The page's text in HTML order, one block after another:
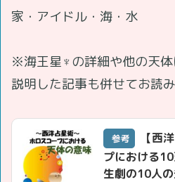
家・アイドル・海・水
※海王星♆の詳細や他の天
説明した記事も併せてお読み
参考
【西
プにおける
生劇の10人の